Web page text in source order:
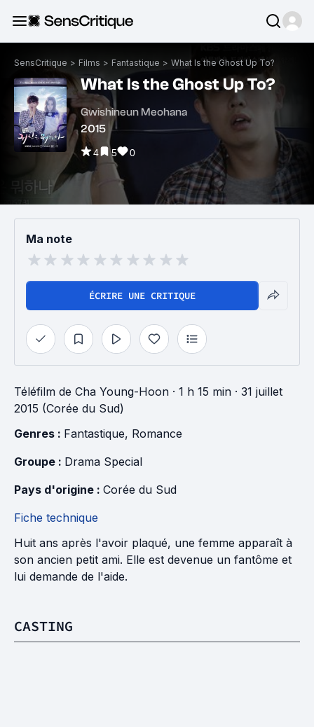
SensCritique > Films > Fantastique > What Is the Ghost Up To?
What Is the Ghost Up To?
Gwishineun Meohana
2015
4 5 0
Ma note
ÉCRIRE UNE CRITIQUE
Téléfilm de Cha Young-Hoon · 1 h 15 min · 31 juillet
2015 (Corée du Sud)
Genres : Fantastique, Romance
Groupe : Drama Special
Pays d'origine : Corée du Sud
Fiche technique
Huit ans après l'avoir plaqué, une femme apparaît à
son ancien petit ami. Elle est devenue un fantôme et
lui demande de l'aide.
CASTING